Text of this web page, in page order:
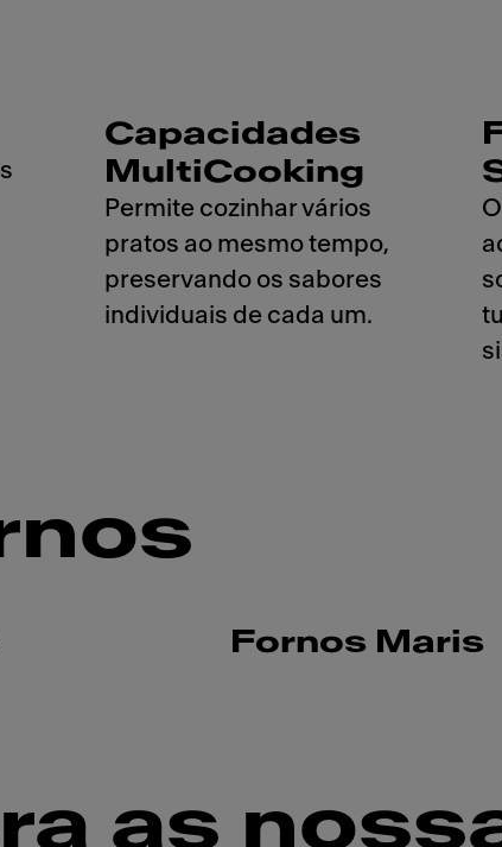
Capacidades
MultiCooking
Permite cozinhar vários
pratos ao mesmo tempo,
preservando os sabores
individuais de cada um.
Fornos Maris
as